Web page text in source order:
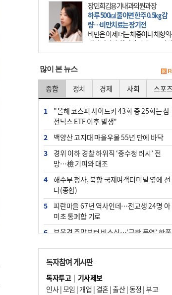
장민희김용기내과의원과장
하루 500㎉ 줄이면 한주 0.5㎏ 감
량…비만치료는 장기전
비만은 이제 더는 체중이나 체형의
제가 아니다. 하나의 질병으로 인지
하고 치료와 관리를 해야 한다. 세계
많이 본 뉴스
종합 정치 경제 사회 스포
1
"올해 코스피 사이드카 43회 중 25회는 삼
전닉스 ETF 이후 발생"
2
백양산 고지대 마을우물 55년 만에 바닥
3
경위 이하 경찰 하위직 ‘중수청 러시’ 전
망…檢 기피와 대조
4
해수부 청사, 북항 국제여객터미널 옆에 선
다(종합)
5
피란마을 67년 역사인데…전교생 24명 아
미초 통폐합 기로
6
부울경 주말부터 비소식…‘극한 폭염’ 한풀
7
“낙동강권 삼락·을숙도·다대포 연결해 서
부산 관광 키우자”
8
오늘의 날씨- 2026년 8월 7일
독자참여 게시판
독자투고| 기사제보
인사|모임 | 개업 | 결혼|출산|동정 |부고